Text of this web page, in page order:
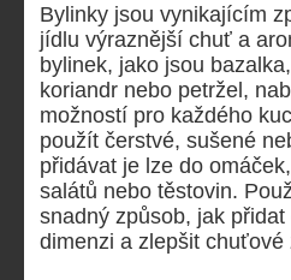
Bylinky jsou vynikajícím
jídlu výraznější chuť a
bylinek, jako jsou
koriandr nebo petržel,
možností pro každého
použít čerstvé, sušené
přidávat je lze do
salátů nebo těstovin.
snadný způsob, jak
dimenzi a zlepšit chuťové